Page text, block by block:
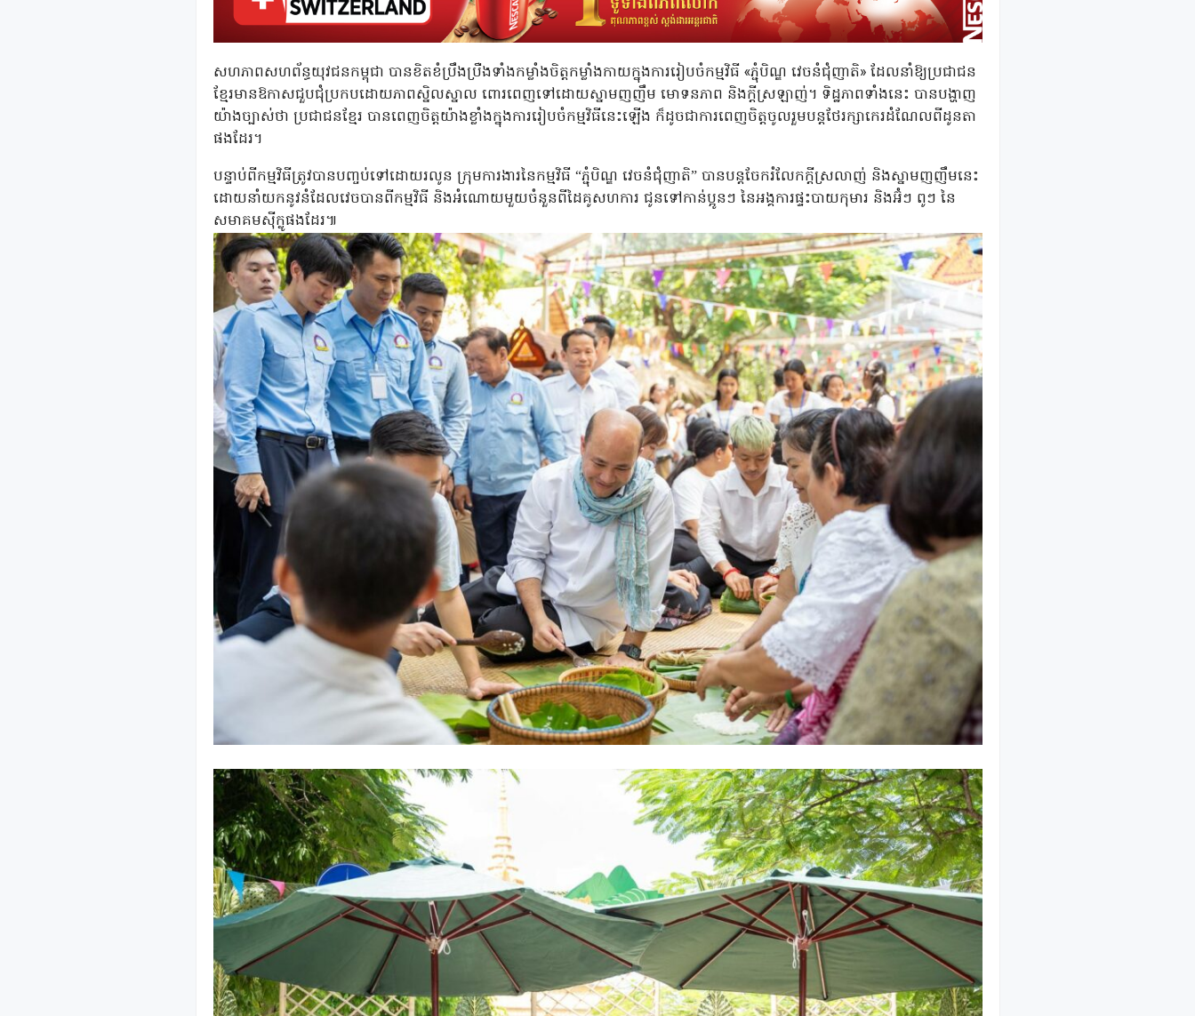
សហភាពសហព័ន្ធយុវជនកម្ពុជា បានខិតខំប្រឹងប្រឺងទាំងកម្លាំងចិត្តកម្លាំងកាយក្នុងការរៀបចំកម្មវិធី «ភ្ជុំបិណ្ឌ វេចនំជុំញាតិ» ដែលនាំឱ្យប្រជាជន
ខ្មែរមានឱកាសជួបជុំប្រកបដោយភាពស្និលស្នាល ពោរពេញទៅដោយស្នាមញញឹម មោទនភាព និងក្តីស្រឡាញ់។ ទិដ្ឋភាពទាំងនេះ បានបង្ហាញ
យ៉ាងច្បាស់ថា ប្រជាជនខ្មែរ បានពេញចិត្តយ៉ាងខ្លាំងក្នុងការរៀបចំកម្មវិធីនេះឡើង ក៏ដូចជាការពេញចិត្តចូលរួមបន្តថែរក្សាកេរដំណែលពីដូនតា
ផងដែរ។
បន្ទាប់ពីកម្មវិធីត្រូវបានបញ្ចប់ទៅដោយរលូន ក្រុមការងារនៃកម្មវិធី “ភ្ជុំបិណ្ឌ វេចនំជុំញាតិ” បានបន្តចែករំលែកក្ដីស្រលាញ់ និងស្នាមញញឹមនេះ
ដោយនាំយកនូវនំដែលវេចបានពីកម្មវិធី និងអំណោយមួយចំនួនពីដៃគូសហការ ជូនទៅកាន់ប្អូនៗ នៃអង្គការផ្ទះបាយកុមារ និងអ៊ំៗ ពូៗ នៃ
សមាគមស៊ីក្លូផងដែរ៕